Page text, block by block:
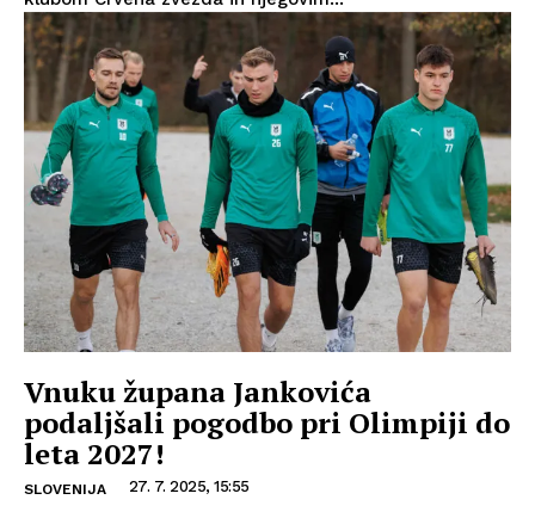
Vnuku župana Jankovića
podaljšali pogodbo pri Olimpiji do
leta 2027!
SLOVENIJA 27. 7. 2025, 15:55